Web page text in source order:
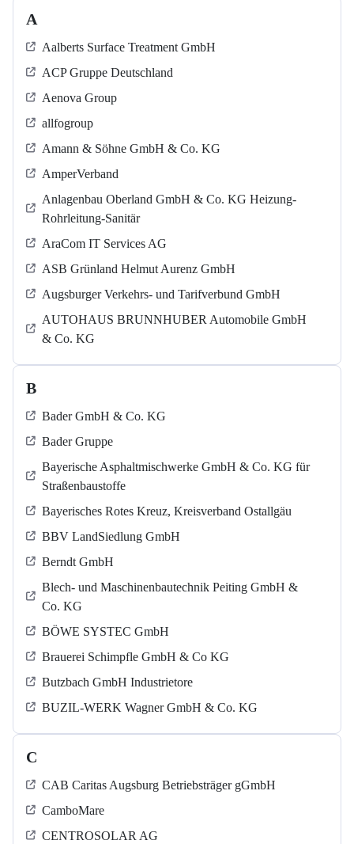
A
Aalberts Surface Treatment GmbH
ACP Gruppe Deutschland
Aenova Group
allfogroup
Amann & Söhne GmbH & Co. KG
AmperVerband
Anlagenbau Oberland GmbH & Co. KG Heizung-
Rohrleitung-Sanitär
AraCom IT Services AG
ASB Grün­land Helmut Au­renz GmbH
Augsburger Verkehrs- und Tarifverbund GmbH
AUTOHAUS BRUNNHUBER Automobile GmbH
& Co. KG
B
Bader GmbH & Co. KG
Bader Gruppe
Bayerische Asphaltmischwerke GmbH & Co. KG für
Straßenbaustoffe
Bayerisches Rotes Kreuz, Kreisverband Ostallgäu
BBV LandSiedlung GmbH
Berndt GmbH
Blech- und Maschinenbautechnik Peiting GmbH &
Co. KG
BÖWE SYSTEC GmbH
Brauerei Schimpfle GmbH & Co KG
Butzbach GmbH Industrietore
BUZIL-WERK Wagner GmbH & Co. KG
C
CAB Caritas Augsburg Betriebsträger gGmbH
CamboMare
CENTROSOLAR AG